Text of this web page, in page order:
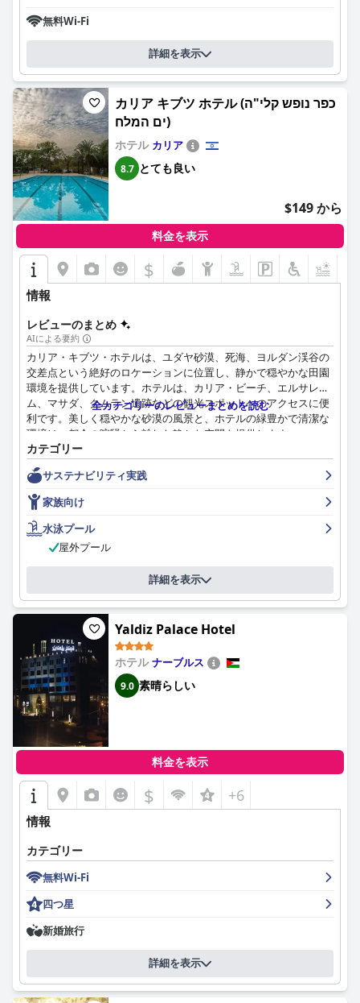
Guesthouseは、優れたサービスとホストによる快適で楽しい滞
無料Wi-Fi
詳細を表示
カリア キブツ ホテル (כפר נופש קלי"ה
ים המלח)
ホテル カリア
8.7 とても良い
$149 から
料金を表示
$
情報
レビューのまとめ
AIによる要約
カリア・キブツ・ホテルは、ユダヤ砂漠、死海、ヨルダン渓谷の
交差点という絶好のロケーションに位置し、静かで穏やかな田園
環境を提供しています。ホテルは、カリア・ビーチ、エルサレ
ム、マサダ、クムラン遺跡などの観光スポットへのアクセスに便
利です。美しく穏やかな砂漠の風景と、ホテルの緑豊かで清潔な
環境は、都会の喧騒から離れた静かな空間を提供します。
カリア・キブツ・ホテルの朝食は、その種類、新鮮さ、品質で評
価されています。お客様からは、豊富で満足感があり、高級ホテ
ルの朝食に匹敵するとも評されています。改善の余地があるとい
う意見もありますが、全体的な朝食の体験は、お客様の滞在にポ
ジティブな影響を与えています。
夕食の評価は分かれており、ビュッフェディナーを楽しむ人もい
れば、夜に利用できるダイニングルームがないことを指摘する人
もいます。ホテル内の食事の選択肢が限られているため、他の場
所で食事をする人もいますが、週末の食事は好評です。
部屋の質に関しても、さまざまな意見があります。多くの人が、
清潔さ、整頓された雰囲気、居心地の良い雰囲気を評価してお
り、設備の整った簡易キッチンと庭付きの部屋もあります。ただ
し、一部の部屋は狭くて古く、小さな欠陥や害虫が発生すること
もあるようです。それにもかかわらず、整頓された環境と静かな
キブツの雰囲気は、概して快適な滞在を提供します。
清潔さについては、整頓された部屋や手入れの行き届いた芝生を
評価する声がある一方で、カビや害虫の問題を指摘する声もあり
ます。カリア・キブツ・ホテルのスタッフは、そのフレンドリー
さと気配りで広く評価されており、特に優れたサービスを提供す
るスタッフには特別な言及があります。受付係、ハウスキーピン
グ、その他のスタッフは、温かい雰囲気づくりに大きく貢献して
います。
プールは際立った特徴であり、清潔さ、広さ、家族向けの環境で
非常に高く評価されています。リラックスできる素晴らしい場所
として評されており、営業時間の延長と隣接する便利な施設が魅
力をさらに高めています。
駐車場は広く、部屋の近くにあり、滞在全体の価値を高めていま
す。家族連れにとって、カリア・キブツ・ホテルは特におすすめ
で、子供向けの活動、家族公園、カリア・ビーチへのアクセスが
可能です。キブツの雰囲気とリゾートのアメニティは、家族旅行
に最適な選択肢です。
全カテゴリーのレビューまとめを読む
カテゴリー
サステナビリティ実践
家族向け
水泳プール
屋外プール
詳細を表示
Yaldiz Palace Hotel
ホテルナーブルス
9.0 素晴らしい
料金を表示
$ +6
情報
カテゴリー
無料Wi-Fi
四つ星
新婚旅行
詳細を表示